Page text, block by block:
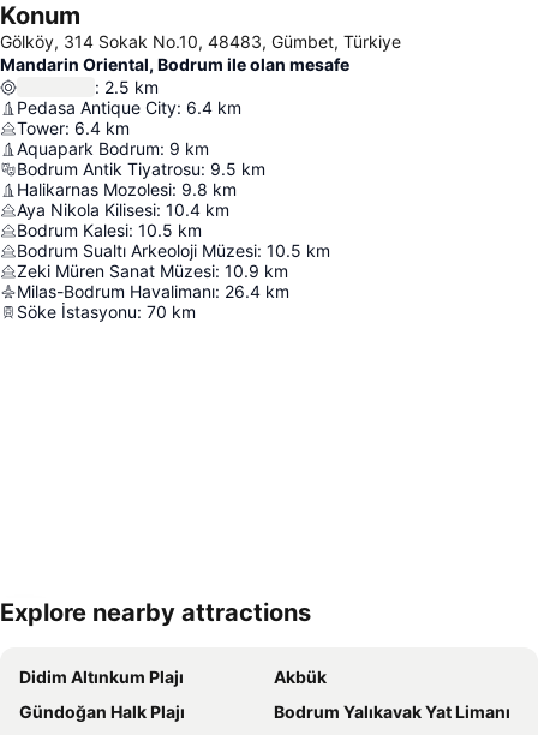
Konum
Gölköy, 314 Sokak No.10, 48483, Gümbet, Türkiye
Mandarin Oriental, Bodrum ile olan mesafe
: 2.5 km
Pedasa Antique City: 6.4 km
Tower: 6.4 km
Aquapark Bodrum: 9 km
Bodrum Antik Tiyatrosu: 9.5 km
Halikarnas Mozolesi: 9.8 km
Aya Nikola Kilisesi: 10.4 km
Bodrum Kalesi: 10.5 km
Bodrum Sualtı Arkeoloji Müzesi: 10.5 km
Zeki Müren Sanat Müzesi: 10.9 km
Milas-Bodrum Havalimanı: 26.4 km
Söke İstasyonu: 70 km
Haritayı genişlet
Explore nearby attractions
Didim Altınkum Plajı
Akbük
Gündoğan Halk Plajı
Bodrum Yalıkavak Yat Limanı